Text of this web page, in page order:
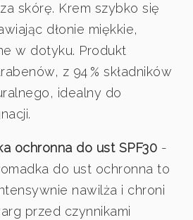
skórę. Krem szybko się
dłonie miękkie,
w dotyku. Produkt
z 94 % składników
idealny do
ochronna do ust SPF30 -
do ust ochronna to
nawilża i chroni
przed czynnikami